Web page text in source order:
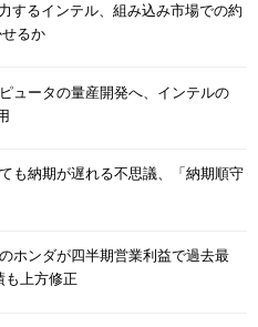
するインテル、組み込み市場での約
るか
ュータの量産開発へ、インテルの
も納期が遅れる不思議、「納期順守
ホンダが四半期営業利益で過去最
上方修正